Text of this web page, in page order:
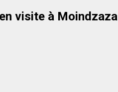
visite à Moindzaza